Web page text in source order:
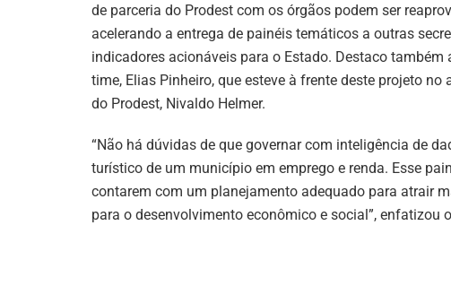
de parceria do Prodest com os órgãos podem ser
acelerando a entrega de painéis temáticos a outras
indicadores acionáveis para o Estado. Destaco
time, Elias Pinheiro, que esteve à frente deste projeto
do Prodest, Nivaldo Helmer.
“Não há dúvidas de que governar com inteligência de
turístico de um município em emprego e renda. Esse
contarem com um planejamento adequado para atrair
para o desenvolvimento econômico e social”, enfatizou